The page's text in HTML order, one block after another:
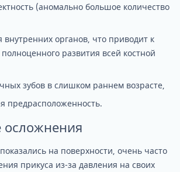
(аномально большое количество
внутренних органов, что приводит к
развития всей костной
зубов в слишком раннем возрасте,
предрасположенность.
на поверхности, очень часто
прикуса из-за давления на своих